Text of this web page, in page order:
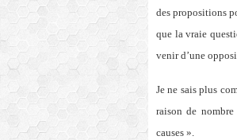
des propositions
que la vraie
venir d’une
Je ne sais plus
raison de
causes ».